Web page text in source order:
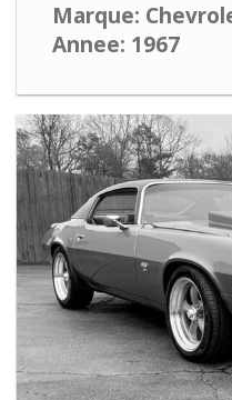
Marque:
Annee: 1967